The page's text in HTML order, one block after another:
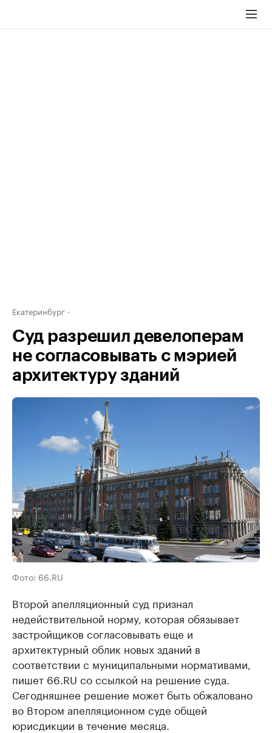
Екатеринбург
Суд разрешил девелоперам
не согласовывать с мэрией
архитектуру зданий
Фото: 66.RU
Второй апелляционный суд признал
недействительной норму, которая обязывает
застройщиков согласовывать еще и
архитектурный облик новых зданий в
соответствии с муниципальными нормативами,
пишет 66.RU со ссылкой на решение суда.
Сегодняшнее решение может быть обжаловано
во Втором апелляционном суде общей
юрисдикции в течение месяца.